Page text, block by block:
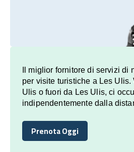
Il miglior fornitore di servizi di
per visite turistiche a Les Ulis.
Ulis o fuori da Les Ulis, ci
indipendentemente dalla
Prenota Oggi
Prenota Oggi